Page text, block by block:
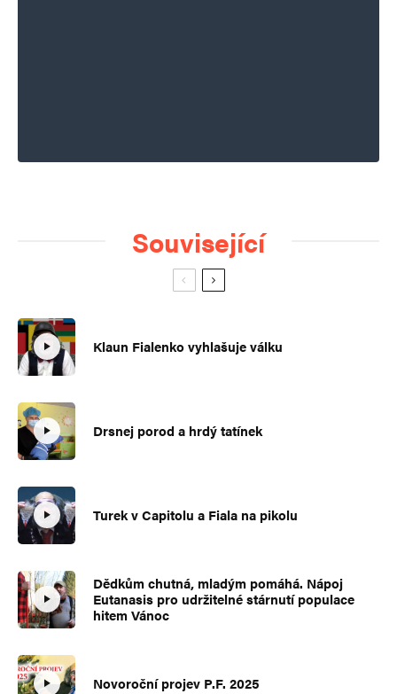
Související
Klaun Fialenko vyhlašuje válku
Drsnej porod a hrdý tatínek
Turek v Capitolu a Fiala na pikolu
Dědkům chutná, mladým pomáhá. Nápoj
Eutanasis pro udržitelné stárnutí populace
hitem Vánoc
Novoroční projev P.F. 2025